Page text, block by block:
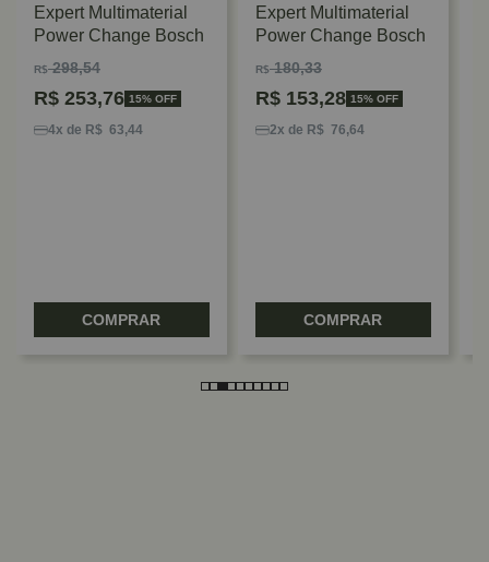
Expert Multimaterial
Power Change Bosch
R$298,54
R$ 253,76 15% OFF
4x de R$ 63,44
COMPRAR
Expert Multimaterial
Power Change Bosch
R$180,33
R$ 153,28 15% OFF
2x de R$ 76,64
COMPRAR